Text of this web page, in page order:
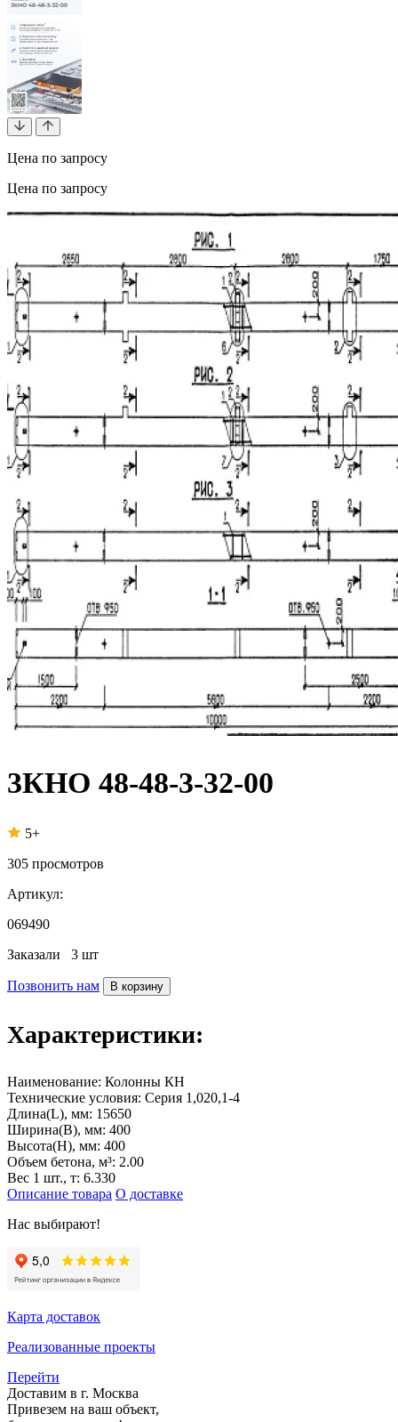
Цена по запросу
Цена по запросу
3КНО 48-48-3-32-00
5+
305 просмотров
Артикул:
069490
Заказали 3 шт
Позвонить нам В корзину
Характеристики:
Наименование: Колонны КН
Технические условия: Серия 1,020,1-4
Длина(L), мм: 15650
Ширина(B), мм: 400
Высота(H), мм: 400
Объем бетона, м³: 2.00
Вес 1 шт., т: 6.330
Описание товара О доставке
Нас выбирают!
Карта доставок
Реализованные проекты
Перейти
Доставим в г. Москва
Привезем на ваш объект,